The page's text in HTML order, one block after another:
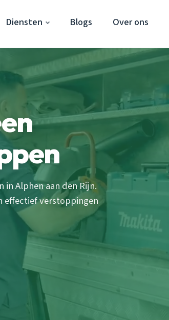
Diensten Blogs Over ons
Alphen aan den Rijn.
effectief verstoppingen